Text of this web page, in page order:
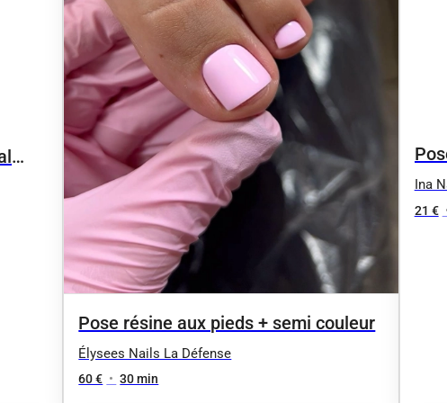
Pose résine aux pieds + semi couleur
Élysees Nails La Défense
60 € • 30 min
les
Ina
21 €